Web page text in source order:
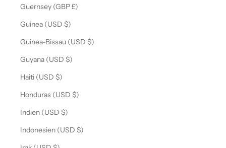
Guernsey (GBP £)
Guinea (USD $)
Guinea-Bissau (USD $)
Guyana (USD $)
Haiti (USD $)
Honduras (USD $)
Indien (USD $)
Indonesien (USD $)